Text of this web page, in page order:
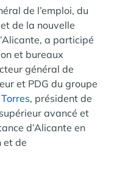
de l’emploi, du
de la nouvelle
a participé
et bureaux
général de
et PDG du groupe
, président de
avancé et
d’Alicante en
et de